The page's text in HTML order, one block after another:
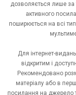
дозволяється лише за
активного
поширюється на всі
Для інтернет-
відкритим і
Рекомендовано
матеріалу або в
посилання на джерело